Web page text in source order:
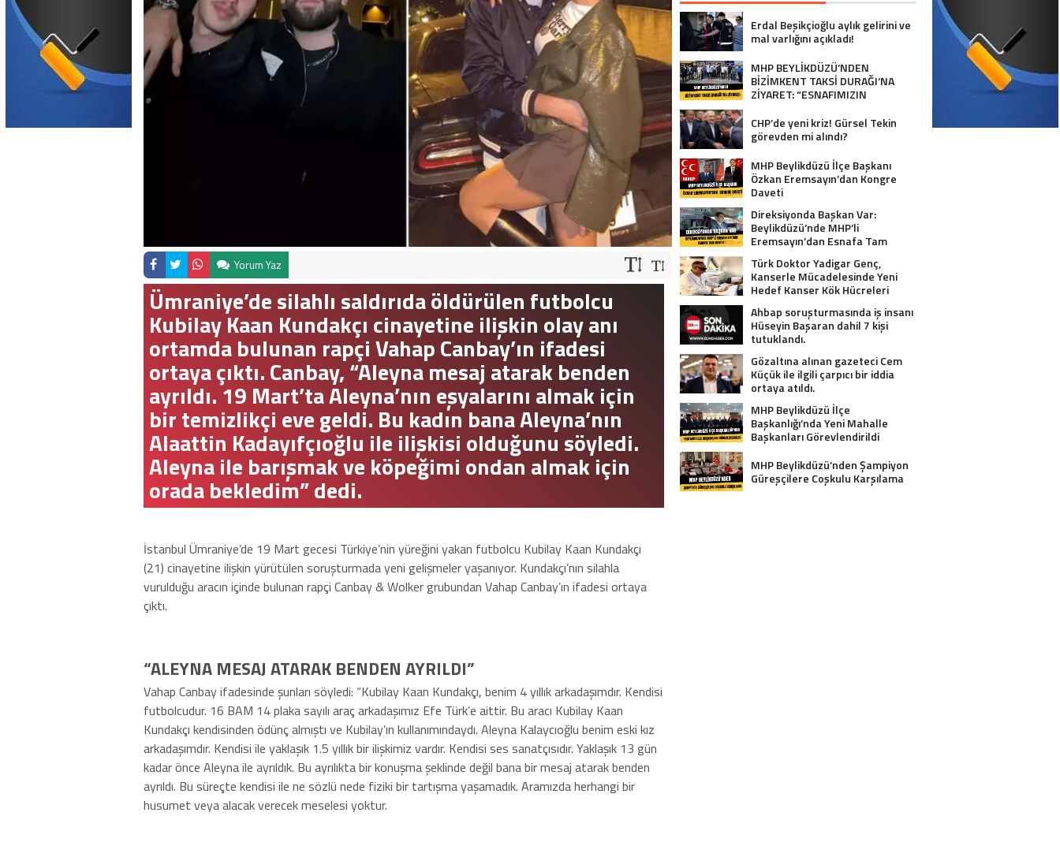
Yorum Yaz
Ümraniye’de silahlı saldırıda öldürülen futbolcu
Kubilay Kaan Kundakçı cinayetine ilişkin olay anı
ortamda bulunan rapçi Vahap Canbay’ın ifadesi
ortaya çıktı. Canbay, “Aleyna mesaj atarak benden
ayrıldı. 19 Mart’ta Aleyna’nın eşyalarını almak için
bir temizlikçi eve geldi. Bu kadın bana Aleyna’nın
Alaattin Kadayıfçıoğlu ile ilişkisi olduğunu söyledi.
Aleyna ile barışmak ve köpeğimi ondan almak için
orada bekledim” dedi.
İstanbul Ümraniye’de 19 Mart gecesi Türkiye’nin yüreğini yakan futbolcu Kubilay Kaan Kundakçı
(21) cinayetine ilişkin yürütülen soruşturmada yeni gelişmeler yaşanıyor. Kundakçı’nın silahla
vurulduğu aracın içinde bulunan rapçi Canbay & Wolker grubundan Vahap Canbay’ın ifadesi ortaya
çıktı.
“ALEYNA MESAJ ATARAK BENDEN AYRILDI”
Vahap Canbay ifadesinde şunları söyledi: “Kubilay Kaan Kundakçı, benim 4 yıllık arkadaşımdır. Kendisi
futbolcudur. 16 BAM 14 plaka sayılı araç arkadaşımız Efe Türk’e aittir. Bu aracı Kubilay Kaan
Kundakçı kendisinden ödünç almıştı ve Kubilay’ın kullanımındaydı. Aleyna Kalaycıoğlu benim eski kız
arkadaşımdır. Kendisi ile yaklaşık 1.5 yıllık bir ilişkimiz vardır. Kendisi ses sanatçısıdır. Yaklaşık 13 gün
kadar önce Aleyna ile ayrıldık. Bu ayrılıkta bir konuşma şeklinde değil bana bir mesaj atarak benden
ayrıldı. Bu süreçte kendisi ile ne sözlü nede fiziki bir tartışma yaşamadık. Aramızda herhangi bir
husumet veya alacak verecek meselesi yoktur.
Erdal Beşikçioğlu aylık gelirini ve
mal varlığını açıkladı!
MHP BEYLİKDÜZÜ’NDEN
BİZİMKENT TAKSİ DURAĞI’NA
ZİYARET: “ESNAFIMIZIN
CHP’de yeni kriz! Gürsel Tekin
görevden mi alındı?
MHP Beylikdüzü İlçe Başkanı
Özkan Eremsayın’dan Kongre
Daveti
Direksiyonda Başkan Var:
Beylikdüzü’nde MHP’li
Eremsayın’dan Esnafa Tam
Türk Doktor Yadigar Genç,
Kanserle Mücadelesinde Yeni
Hedef Kanser Kök Hücreleri
Ahbap soruşturmasında iş insanı
Hüseyin Başaran dahil 7 kişi
tutuklandı.
Gözaltına alınan gazeteci Cem
Küçük ile ilgili çarpıcı bir iddia
ortaya atıldı.
MHP Beylikdüzü İlçe
Başkanlığı’nda Yeni Mahalle
Başkanları Görevlendirildi
MHP Beylikdüzü’nden Şampiyon
Güreşçilere Coşkulu Karşılama